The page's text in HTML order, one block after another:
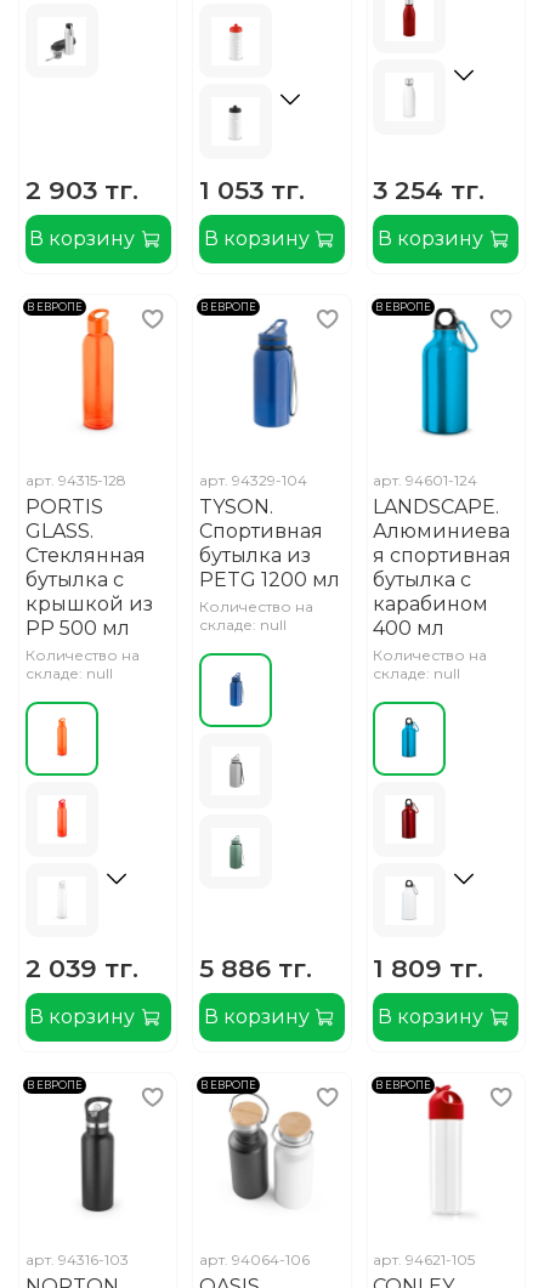
2 903 тг.
В корзину
1 053 тг.
В корзину
3 254 тг.
В корзину
В ЕВРОПЕ
арт. 94315-128
PORTIS
GLASS.
Стеклянная
бутылка с
крышкой из
PP 500 мл
Количество на
складе: null
2 039 тг.
В корзину
В ЕВРОПЕ
арт.94329-104
TYSON.
Спортивная
бутылка из
PETG 1200 мл
Количество на
складе: null
5 886 тг.
В корзину
В ЕВРОПЕ
арт.94601-124
LANDSCAPE.
Алюминиева
я спортивная
бутылка с
карабином
400 мл
Количество на
складе: null
1 809 тг.
В корзину
В ЕВРОПЕ
арт. 94316-103
В ЕВРОПЕ
арт.94064-106
В ЕВРОПЕ
арт.94621-105